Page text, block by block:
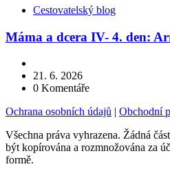
KategorieCestovatelský blog
Máma a dcera IV- 4. den:
21. 6. 2026
0 Komentáře
Ochrana osobních údajů | Obchodní
Všechna práva vyhrazena. Žádná
být kopírována a rozmnožována za
formě.